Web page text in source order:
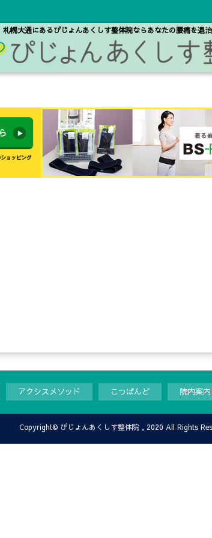
札幌大通にあるぴじょんあくしす整体院ならあなたの腰痛を退
アクシスメソッド こつばんど 院内案内
Copyright© ぴじょんあくしす整体院, 2020 All Rights